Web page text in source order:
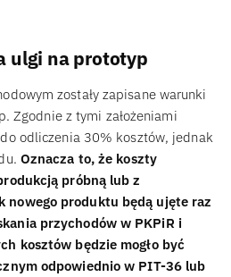
ulgi na prototyp
zostały zapisane warunki
Zgodnie z tymi założeniami
odliczenia 30% kosztów, jednak
Oznacza to, że koszty
próbną lub z
nowego produktu będą ujęte raz
przychodów w PKPiR i
kosztów będzie mogło być
odpowiednio w PIT-36 lub